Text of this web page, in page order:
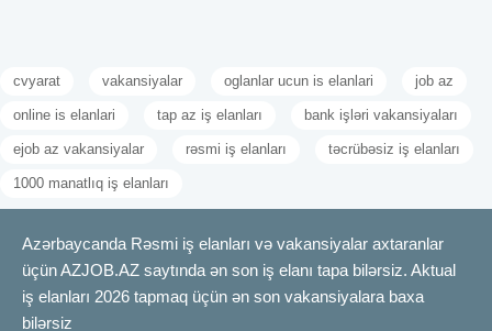
cvyarat vakansiyalar oglanlar ucun is elanlari job az
online is elanlari tap az iş elanları bank işləri vakansiyaları
ejob az vakansiyalar rəsmi iş elanları təcrübəsiz iş elanları
1000 manatlıq iş elanları
Azərbaycanda Rəsmi iş elanları və vakansiyalar axtaranlar
üçün AZJOB.AZ saytında ən son iş elanı tapa bilərsiz. Aktual
iş elanları 2026 tapmaq üçün ən son vakansiyalara baxa
bilərsiz